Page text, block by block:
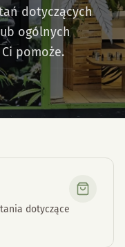
dotyczących
ogólnych
pomoże.
dotyczące